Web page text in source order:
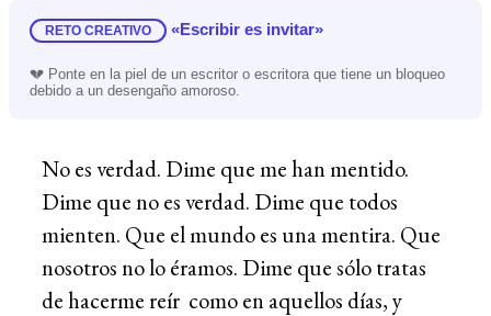
RETO CREATIVO «Escribir es invitar»
💔 Ponte en la piel de un escritor o escritora que tiene un bloqueo
debido a un desengaño amoroso.
No es verdad. Dime que me han mentido.
Dime que no es verdad. Dime que todos
mienten. Que el mundo es una mentira. Que
nosotros no lo éramos. Dime que sólo tratas
de hacerme reír como en aquellos días, y